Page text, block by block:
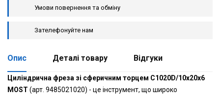
Умови повернення та обміну
Зателефонуйте нам
Опис Деталі товару Відгуки
Циліндрична фреза зі сферичним торцем C1020D/10x20x6
MOST (арт. 9485021020) - це інструмент, що широко